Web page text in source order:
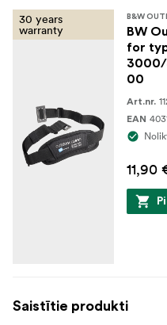
30 years
warranty
B&W
BW
for
00
Art.nr.
EAN
11,90
Saistītie produkti